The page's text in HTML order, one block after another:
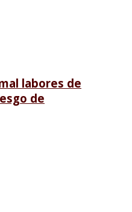
labores de
de